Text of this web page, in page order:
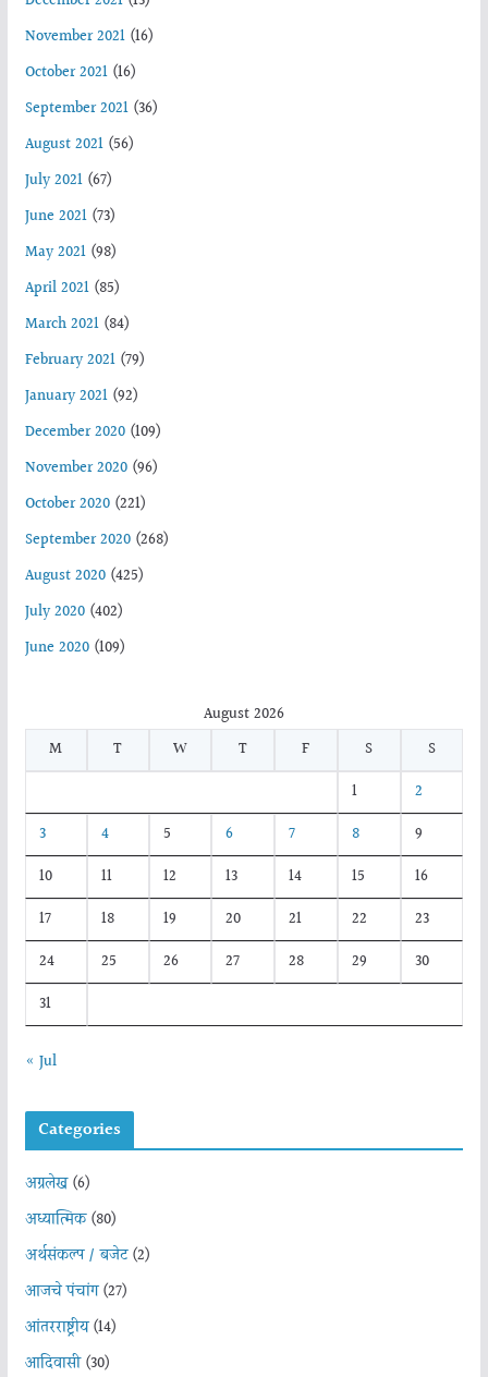
November 2021(16)
October 2021(16)
September 2021(36)
August 2021(56)
July 2021(67)
June 2021(73)
May 2021(98)
April 2021(85)
March 2021(84)
February 2021(79)
January 2021(92)
December 2020(109)
November 2020(96)
October 2020(221)
September 2020(268)
August 2020(425)
July 2020(402)
June 2020(109)
August 2026
M
T W T F S
S
1
2
3
4 5 6 7 8
9
10
11 12 13 14 15
16
17
18 19 20 21 22
23
24
25 26 27 28 29
30
31
« Jul
Categories
अग्रलेख(6)
अध्यात्मिक(80)
अर्थसंकल्प / बजेट(2)
आजचे पंचांग(27)
आंतरराष्ट्रीय(14)
आदिवासी(30)